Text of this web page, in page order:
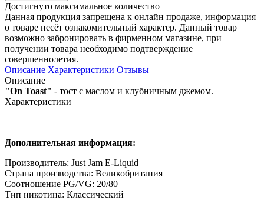
Достигнуто максимальное количество
Данная продукция запрещена к онлайн продаже, информация
о товаре несёт ознакомительный характер. Данный товар
возможно забронировать в фирменном магазине, при
получении товара необходимо подтверждение
совершеннолетия.
Описание Характеристики Отзывы
Описание
"On Toast" - тост с маслом и клубничным джемом.
Характеристики
Дополнительная информация:
Производитель: Just Jam E-Liquid
Страна производства: Великобритания
Соотношение PG/VG: 20/80
Тип никотина: Классический